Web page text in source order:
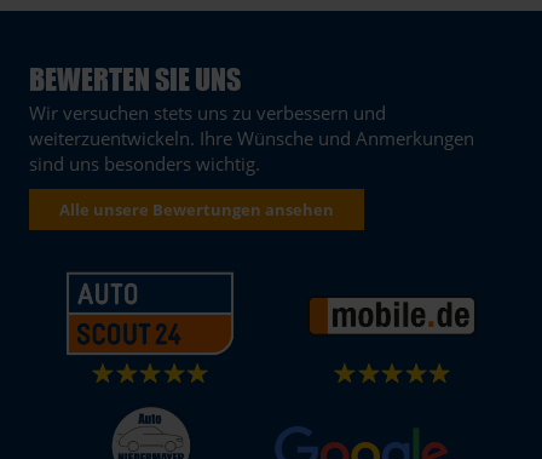
BEWERTEN SIE UNS
Wir versuchen stets uns zu verbessern und
weiterzuentwickeln. Ihre Wünsche und Anmerkungen
sind uns besonders wichtig.
Alle unsere Bewertungen ansehen